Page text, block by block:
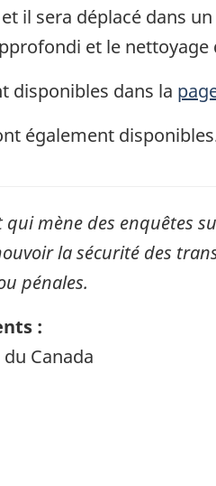
il sera déplacé dans
et le nettoyage
disponibles dans la
également
mène des enquêtes
la sécurité des
pénales.
:
Canada